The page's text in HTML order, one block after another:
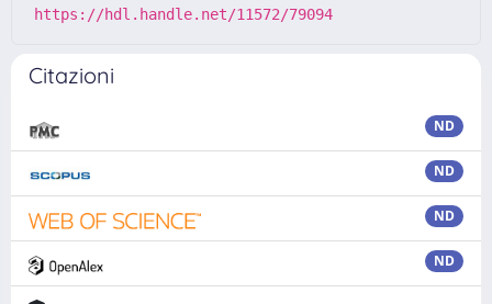
https://hdl.handle.net/11572/79094
Citazioni
ND
ND
ND
ND